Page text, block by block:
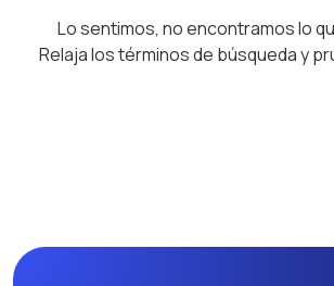
Lo sentimos, no encontramos lo
Relaja los términos de búsqueda y